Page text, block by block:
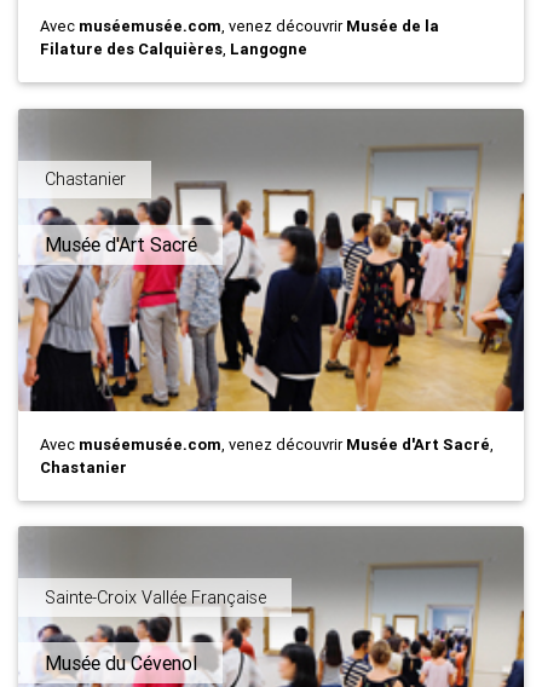
Avec muséemusée.com, venez découvrirMusée de la
Filature des Calquières, Langogne
Chastanier
Musée d'Art Sacré
Avec muséemusée.com, venez découvrirMusée d'Art Sacré,
Chastanier
Sainte-Croix Vallée Française
Musée du Cévenol